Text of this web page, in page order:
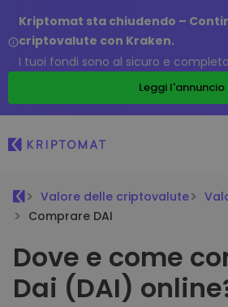
Kriptomat sta chiudendo –
criptovalute con Kraken.
I tuoi fondi sono al sicuro e
Leggi l'annuncio
Valore delle criptovalute
Comprare DAI
Dove e come
Dai (DAI)